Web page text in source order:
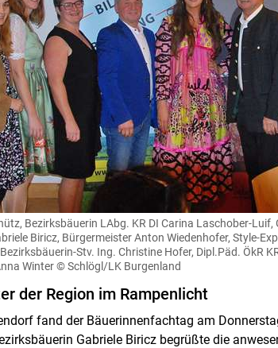
Bezirksbäuerin LAbg. KR DI Carina Laschober-Luif,
Biricz, Bürgermeister Anton Wiedenhofer, Style-
Stv. Ing. Christine Hofer, Dipl.Päd. ÖkR
Winter © Schlögl/LK Burgenland
der Region im Rampenlicht
fand der Bäuerinnenfachtag am
Gabriele Biricz begrüßte die